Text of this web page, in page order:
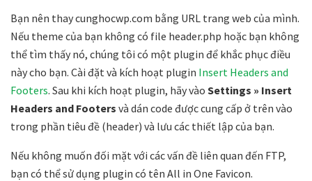
Bạn nên thay cunghocwp.com bằng URL trang web của mình.
Nếu theme của bạn không có file header.php hoặc bạn không
thể tìm thấy nó, chúng tôi có một plugin để khắc phục điều
này cho bạn. Cài đặt và kích hoạt plugin Insert Headers and
Footers. Sau khi kích hoạt plugin, hãy vào Settings » Insert
Headers and Footers và dán code được cung cấp ở trên vào
trong phần tiêu đề (header) và lưu các thiết lập của bạn.
Nếu không muốn đối mặt với các vấn đề liên quan đến FTP,
bạn có thể sử dụng plugin có tên All in One Favicon.